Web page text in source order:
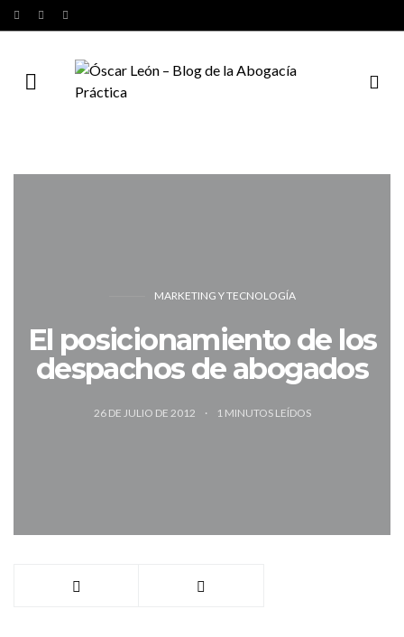
MARKETING Y TECNOLOGÍA
El posicionamiento de los
despachos de abogados
26 DE JULIO DE 2012 1 MINUTOS LEÍDOS